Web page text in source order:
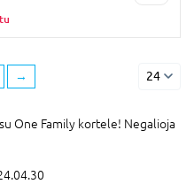
→ 24
One Family kortele! Negalioja